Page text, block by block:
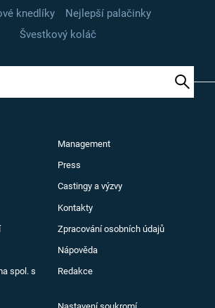
knedlíky
Nejlepší palačinky
Švestkový koláč
Management
Press
Castingy a výzvy
Kontakty
Zpracování osobních údajů
Nápověda
spol. s
Redakce